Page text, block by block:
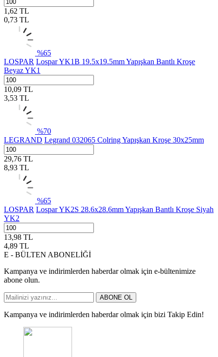
1,62 TL
0,73 TL
%65
LOSPAR Lospar YK1B 19.5x19.5mm Yapışkan Bantlı Kroşe
Beyaz YK1
10,09 TL
3,53 TL
%70
LEGRAND Legrand 032065 Colring Yapışkan Kroşe 30x25mm
29,76 TL
8,93 TL
%65
LOSPAR Lospar YK2S 28.6x28.6mm Yapışkan Bantlı Kroşe Siyah
YK2
13,98 TL
4,89 TL
E - BÜLTEN ABONELİĞİ
Kampanya ve indirimlerden haberdar olmak için e-bültenimize
abone olun.
ABONE OL
Kampanya ve indirimlerden haberdar olmak için bizi Takip Edin!